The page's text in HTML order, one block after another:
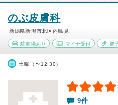
のぶ皮膚科
新潟県新潟市北区内島見
駐車場あり マイナ受付 電
土曜（〜12:30）
9件